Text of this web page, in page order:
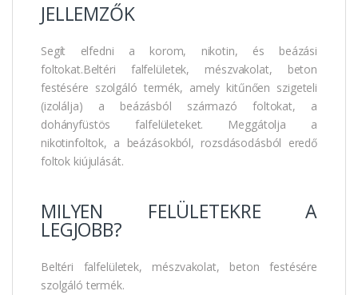
JELLEMZŐK
Segít elfedni a korom, nikotin, és beázási
foltokat.Beltéri falfelületek, mészvakolat, beton
festésére szolgáló termék, amely kitűnően szigeteli
(izolálja) a beázásból származó foltokat, a
dohányfüstös falfelületeket. Meggátolja a
nikotinfoltok, a beázásokból, rozsdásodásból eredő
foltok kiújulását.
MILYEN FELÜLETEKRE A
LEGJOBB?
Beltéri falfelületek, mészvakolat, beton festésére
szolgáló termék.